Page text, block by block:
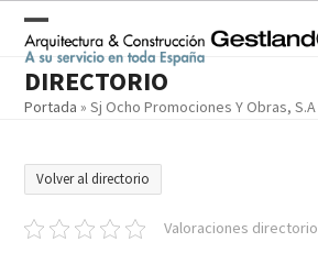
contentOpen
mobile
menu
Close
mobile
menu
DIRECTORIO
Portada »Sj Ocho Promociones Y Obras, S.A
Volver al directorio
Valoraciones directorio